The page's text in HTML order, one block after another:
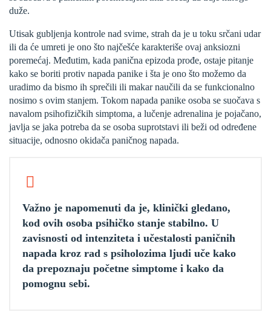
duže.
Utisak gubljenja kontrole nad svime, strah da je u toku srčani udar
ili da će umreti je ono što najčešće karakteriše ovaj anksiozni
poremećaj. Međutim, kada panična epizoda prođe, ostaje pitanje
kako se boriti protiv napada panike i šta je ono što možemo da
uradimo da bismo ih sprečili ili makar naučili da se funkcionalno
nosimo s ovim stanjem. Tokom napada panike osoba se suočava s
navalom psihofizičkih simptoma, a lučenje adrenalina je pojačano,
javlja se jaka potreba da se osoba suprotstavi ili beži od određene
situacije, odnosno okidača paničnog napada.
Važno je napomenuti da je, klinički gledano,
kod ovih osoba psihičko stanje stabilno. U
zavisnosti od intenziteta i učestalosti paničnih
napada kroz rad s psiholozima ljudi uče kako
da prepoznaju početne simptome i kako da
pomognu sebi.